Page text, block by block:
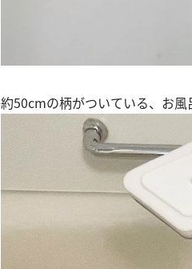
約50cmの柄がついている、お風